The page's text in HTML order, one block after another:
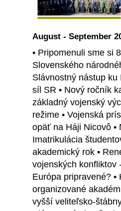
August - September
• Pripomenuli sme si
Slovenského
Slávnostný nástup ku
síl SR • Nový ročník
základný vojenský
režime • Vojenská
opäť na Háji Nicovô •
Imatrikulácia
akademický rok •
vojenských konfliktov
Európa pripravené? •
organizované
vyšší veliteľsko-